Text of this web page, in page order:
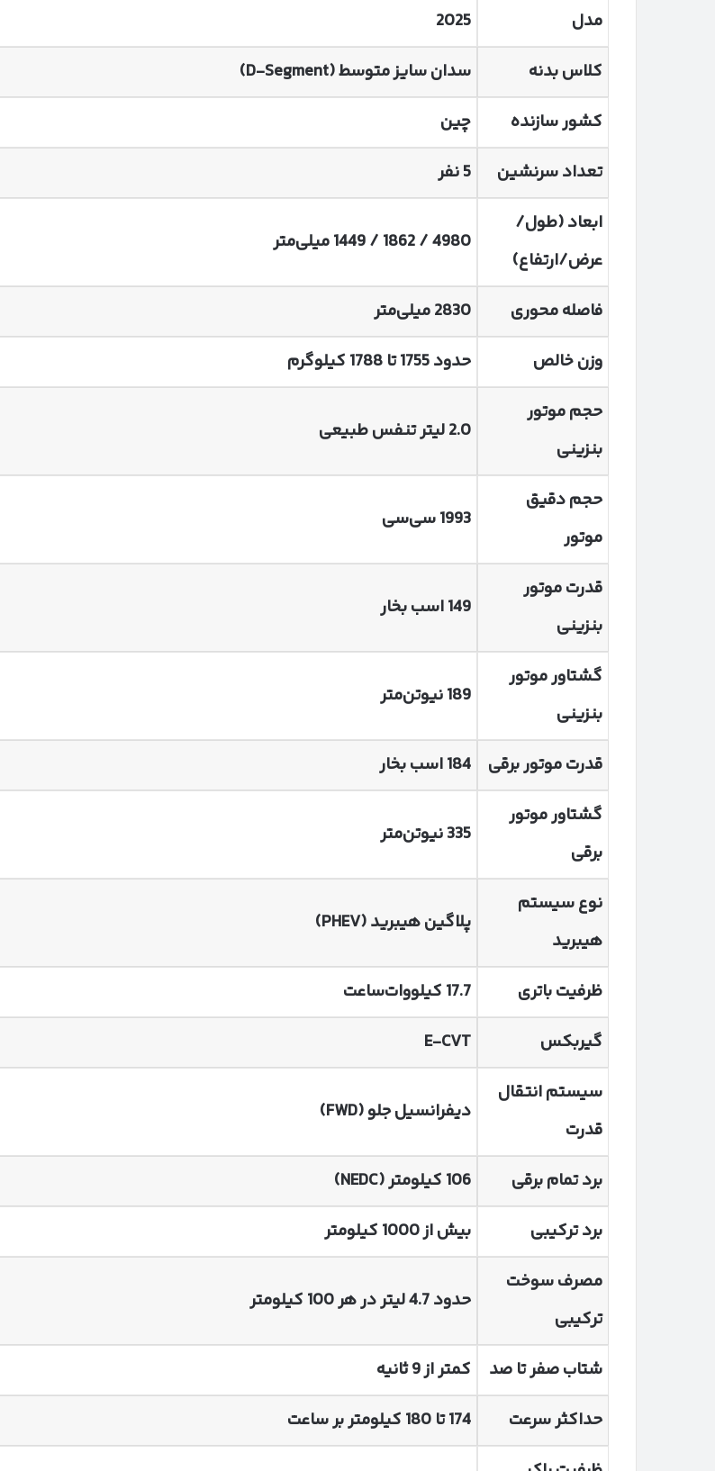
مدل
2025
کلاس بدنه
سدان سایز متوسط(D-Segment)
کشور سازنده
چین
تعداد سرنشین
5نفر
ابعاد (طول/
عرض/ارتفاع)
4980 / 1862 / 1449 میلی‌متر
فاصله محوری 2830میلی‌متر
وزن خالص
حدود 1755 تا 1788 کیلوگرم
حجم موتور
بنزینی
2.0لیتر تنفس طبیعی
حجم دقیق
موتور
1993سی‌سی
قدرت موتور
بنزینی
149اسب بخار
گشتاور موتور
بنزینی
189نیوتن‌متر
قدرت موتور برقی 184اسب بخار
گشتاور موتور
برقی
335نیوتن‌متر
نوع سیستم
هیبرید
پلاگین هیبرید(PHEV)
ظرفیت باتری 17.7 کیلووات‌ساعت
گیربکس
E-CVT
سیستم انتقال
قدرت
دیفرانسیل جلو(FWD)
برد تمام برقی 106 کیلومتر(NEDC)
برد ترکیبی
بیش از 1000 کیلومتر
مصرف سوخت
ترکیبی
حدود 4.7 لیتر در هر 100 کیلومتر
شتاب صفر تا صد
کمتر از 9 ثانیه
حداکثر سرعت
174تا 180 کیلومتر بر ساعت